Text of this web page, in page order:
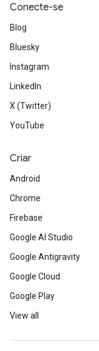
Conecte-se
Blog
Bluesky
Instagram
LinkedIn
X (Twitter)
YouTube
Criar
Android
Chrome
Firebase
Google AI Studio
Google Antigravity
Google Cloud
Google Play
View all